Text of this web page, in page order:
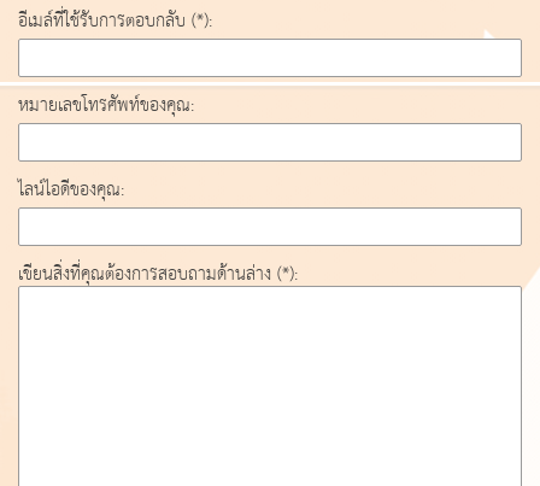
อีเมล์ที่ใช้รับการตอบกลับ (*):
หมายเลขโทรศัพท์ของคุณ:
ไลน์ไอดีของคุณ:
เขียนสิ่งที่คุณต้องการสอบถามด้านล่าง (*):